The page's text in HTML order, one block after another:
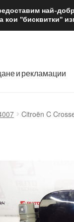
лв.
и рекламации
Citroën C
най-
"бисквитки"